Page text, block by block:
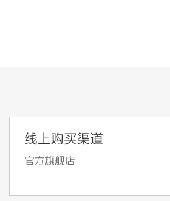
线上购买渠道
官方旗舰店